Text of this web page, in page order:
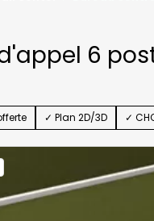
6
✓ Plan 2D/3D ✓